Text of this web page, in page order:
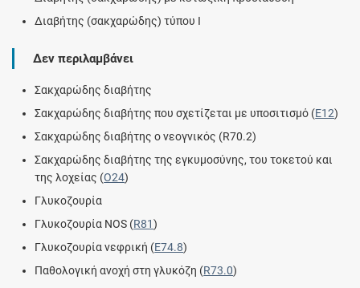
Διαβήτης (σακχαρώδης) τύπου Ι
Δεν περιλαμβάνει
Σακχαρώδης διαβήτης
Σακχαρώδης διαβήτης που σχετίζεται με υποσιτισμό (E12)
Σακχαρώδης διαβήτης ο νεογνικός (R70.2)
Σακχαρώδης διαβήτης της εγκυμοσύνης, του τοκετού και
της λοχείας (O24)
Γλυκοζουρία
Γλυκοζουρία NOS (R81)
Γλυκοζουρία νεφρική (E74.8)
Παθολογική ανοχή στη γλυκόζη (R73.0)